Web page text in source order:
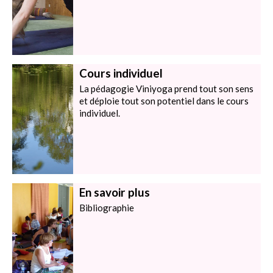
Trouver un professeur
Blog
Contact
Cours individuel
La pédagogie Viniyoga prend tout son sens
et déploie tout son potentiel dans le cours
individuel.
En savoir plus
Bibliographie